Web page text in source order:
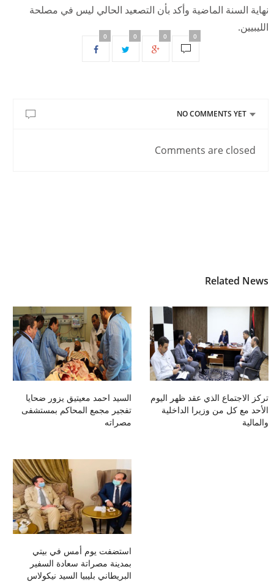
نهاية السنة الماضية وأكد بأن التصعيد الحالي ليس في مصلحة
الليبيين.
0 0 0 0
NO COMMENTS YET
Comments are closed
Related News
السيد احمد معيتيق يزور ضحايا
تفجير مجمع المحاكم بمستشفى
مصراته
تركز الاجتماع الذي عقد ظهر اليوم
الأحد مع كل من وزيرا الداخلية
والمالية
استضفت يوم أمس في بيتي
بمدينة مصراتة سعادة السفير
البريطاني بليبيا السيد نيكولاس